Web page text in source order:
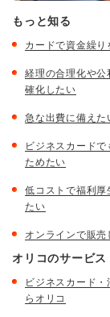
もっと知る
カードで資金繰り
経理の合理化や公
確化したい
急な出費に備えた
ビジネスカードで
ためたい
低コストで福利厚
たい
オンラインで販売
オリコのサービス
ビジネスカード・
らオリコ